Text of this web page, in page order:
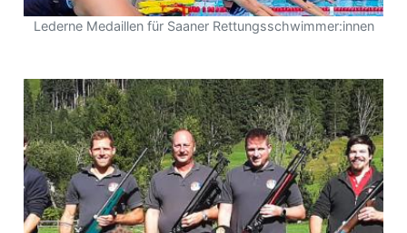
Lederne Medaillen für Saaner Rettungsschwimmer:innen